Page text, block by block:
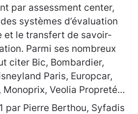
par assessment center,
systèmes d’évaluation
et le transfert de savoir-
Parmi ses nombreux
citer Bic, Bombardier,
Paris, Europcar,
Monoprix, Veolia Propreté…
par Pierre Berthou, Syfadis